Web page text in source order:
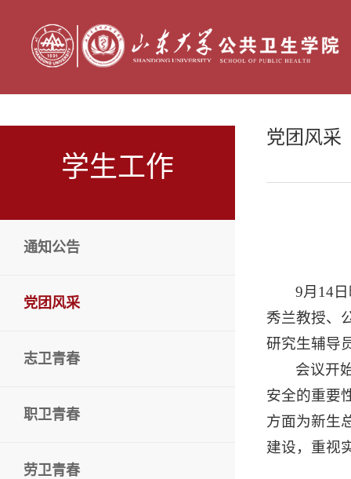
学生工作
通知公告
党团风采
志卫青春
职卫青春
劳卫青春
党团风采
9月14
秀兰教授、
研究生辅导
会议开
安全的重要
方面为新生
建设，重视